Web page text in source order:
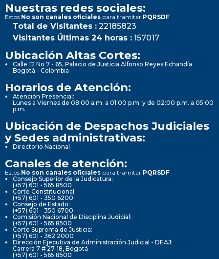
Nuestras redes sociales:
Estos No son canales oficiales para tramitar PQRSDF
Total de Visitantes : 22185823
Visitantes Últimas 24 horas : 157017
Ubicación Altas Cortes:
Calle 12 No 7 - 65, Palacio de Justicia Alfonso Reyes Echandía
Bogotá - Colombia
Horarios de Atención:
Atención Presencial:
Lunes a Viernes de 08:00 a.m. a 01:00 p.m. y de 02:00 p.m. a 05:00
p.m.
Ubicación de Despachos Judiciales
y Sedes administrativas:
Directorio Nacional
Canales de atención:
Estos No son canales oficiales para tramitar PQRSDF
Consejo Superior de la Judicatura:
(+57) 601 - 565 8500
Corte Constitucional:
(+57) 601 - 350 6200
Consejo de Estado:
(+57) 601 - 350 6700
Comisión Nacional de Disciplina Judicial:
(+57) 601 - 565 8500
Corte Suprema de Justicia:
(+57) 601 - 362 2000
Dirección Ejecutiva de Administración Judicial - DEAJ:
Carrera 7 # 27-18, Bogotá
(+57) 601 - 565 8500